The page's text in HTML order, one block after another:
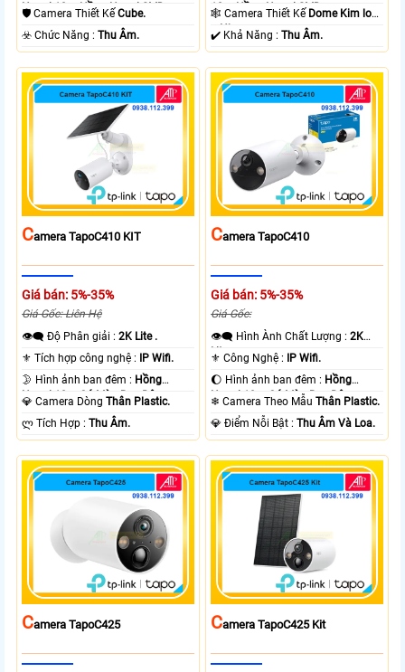
Ngoại 10m Hồng Ngoại SMD.
🛡 Camera Thiết KếCube.
️☣️ Chức Năng :Thu Âm.
10m Hồng Ngoại SMD.
🕸️ Camera Thiết Kế Dome Kim loại
+ Nhựa.
️✔️ Khả Năng :Thu Âm.
CAmera TapoC410 KIT
Giá bán: 5%-35%
Giá Gốc: Liên Hệ
👁️‍🗨 Độ Phân giải :2K Lite .
⚜️ Tích hợp công nghệ :
IP Wifi.
🌛 Hình ảnh ban đêm : Hồng
Ngoại 10m Có Màu Ban Ðêm.
💎 Camera DòngThân Plastic.
️ლ Tích Hợp :Thu Âm.
CAmera TapoC410
Giá bán: 5%-35%
Giá Gốc:
👁️‍🗨 Hình Ành Chất Lượng :2K
Lite .
⚜️ Công Nghệ :
IP Wifi.
🌔 Hình ảnh ban đêm : Hồng
Ngoại 10m Có Màu Ban Ðêm.
❄ Camera Theo MẫuThân Plastic.
️💎 Điểm Nỗi Bật :Thu Âm Và Loa.
CAmera TapoC425 CAmera TapoC425 Kit